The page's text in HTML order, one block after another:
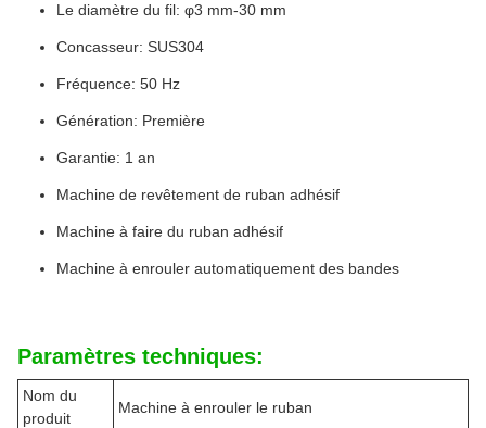
Le diamètre du fil: φ3 mm-30 mm
Concasseur: SUS304
Fréquence: 50 Hz
Génération: Première
Garantie: 1 an
Machine de revêtement de ruban adhésif
Machine à faire du ruban adhésif
Machine à enrouler automatiquement des bandes
Paramètres techniques:
Nom du
produit
Machine à enrouler le ruban